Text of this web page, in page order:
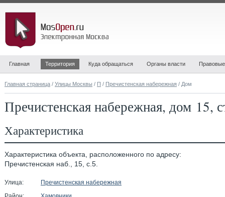
Главная Территория Куда обращаться Органы власти
Главная страница / Улицы Москвы / П / Пречистенская набережная / Дом
Пречистенская набережная, дом 15,
Характеристика
Характеристика объекта, расположенного по адресу:
Пречистенская наб., 15, с.5.
Улица:
Пречистенская набережная